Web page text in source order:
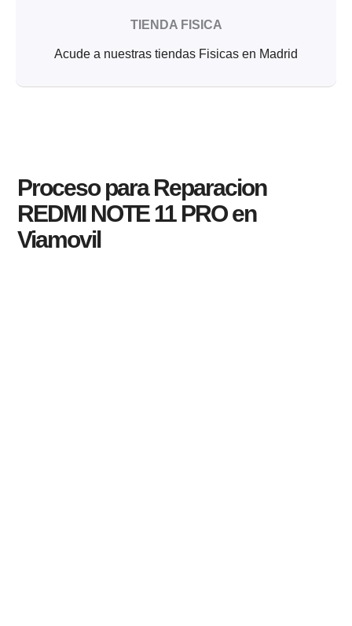
TIENDA FISICA
Acude a nuestras tiendas Fisicas en Madrid
Proceso para Reparacion
REDMI NOTE 11 PRO en
Viamovil